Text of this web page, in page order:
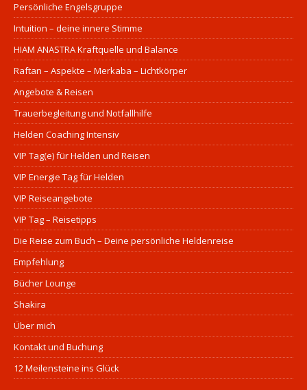
Persönliche Engelsgruppe
Intuition – deine innere Stimme
HIAM ANASTRA Kraftquelle und Balance
Raftan – Aspekte – Merkaba – Lichtkörper
Angebote & Reisen
Trauerbegleitung und Notfallhilfe
Helden Coaching Intensiv
VIP Tag(e) für Helden und Reisen
VIP Energie Tag für Helden
VIP Reiseangebote
VIP Tag – Reisetipps
Die Reise zum Buch – Deine persönliche Heldenreise
Empfehlung
Bücher Lounge
Shakira
Über mich
Kontakt und Buchung
12 Meilensteine ins Glück